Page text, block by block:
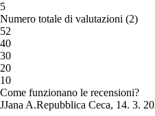
5
Numero totale di valutazioni (2)
52
40
30
20
10
Come funzionano le recensioni?
JJana A.Repubblica Ceca, 14. 3.